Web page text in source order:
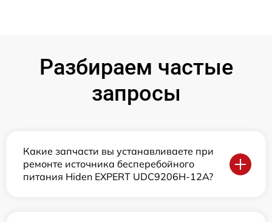
Разбираем частые
запросы
Какие запчасти вы устанавливаете при
ремонте источника бесперебойного
питания Hiden EXPERT UDC9206H-12A?